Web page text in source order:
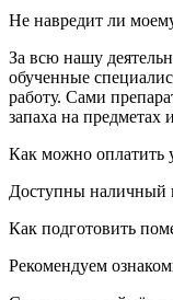
Не навредит ли
За всю нашу
обученные
работу. Сами
запаха на предметах
Как можно оплатить
Доступны наличный
Как подготовить
Рекомендуем